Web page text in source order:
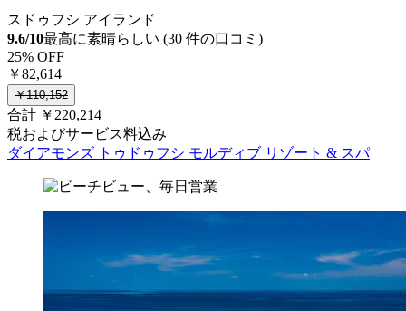
スドゥフシ アイランド
9.6/10最高に素晴らしい (30 件の口コミ)
25% OFF
￥82,614
￥110,152
合計 ￥220,214
税およびサービス料込み
ダイアモンズ トゥドゥフシ モルディブ リゾート & スパ